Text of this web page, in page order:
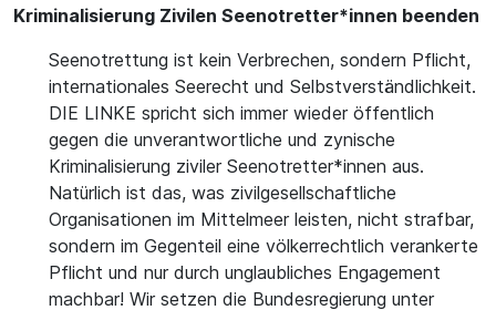
Kriminalisierung Zivilen Seenotretter*innen beenden
Seenotrettung ist kein Verbrechen, sondern Pflicht,
internationales Seerecht und Selbstverständlichkeit.
DIE LINKE spricht sich immer wieder öffentlich
gegen die unverantwortliche und zynische
Kriminalisierung ziviler Seenotretter*innen aus.
Natürlich ist das, was zivilgesellschaftliche
Organisationen im Mittelmeer leisten, nicht strafbar,
sondern im Gegenteil eine völkerrechtlich verankerte
Pflicht und nur durch unglaubliches Engagement
machbar! Wir setzen die Bundesregierung unter